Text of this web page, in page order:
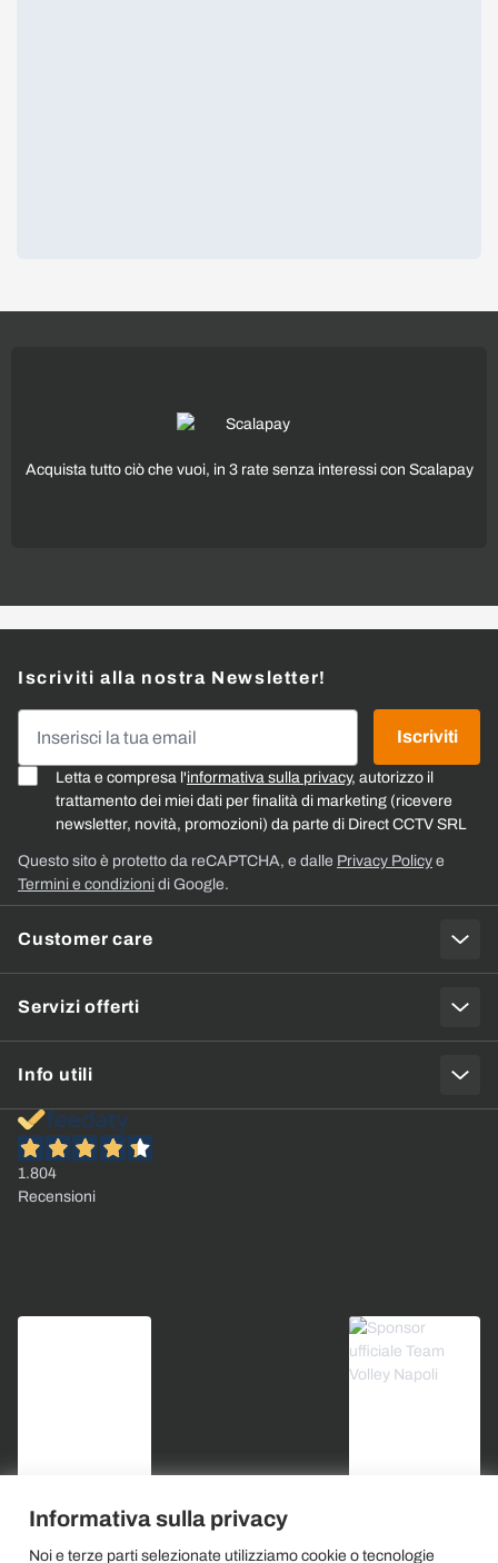
Informativa sulla privacy
Noi e terze parti selezionate utilizziamo cookie o tecnologie
Acquista tutto ciò che vuoi, in 3 rate senza interessi con Scalapay
Customer care
Servizi offerti
Info utili
Iscriviti alla nostra Newsletter!
Letta e compresa l'informativa sulla privacy, autorizzo il
trattamento dei miei dati per finalità di marketing (ricevere
newsletter, novità, promozioni) da parte di Direct CCTV SRL
Iscriviti
Questo sito è protetto da reCAPTCHA, e dalle Privacy Policy e
Termini e condizioni di Google.
1.804
Recensioni